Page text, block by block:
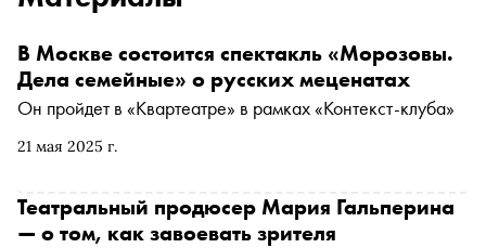
21 мая 2025 г.
В Москве состоится спектакль «Морозовы.
Дела семейные» о русских меценатах
Он пройдет в «Квартеатре» в рамках «Контекст-клуба»
Театральный продюсер Мария Гальперина
— о том, как завоевать зрителя